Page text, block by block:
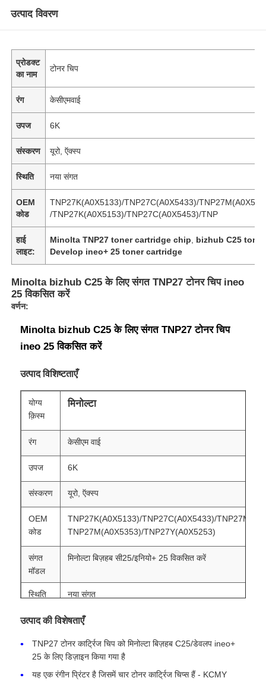
उत्पाद विवरण
प्रोडक्ट
का नाम
टोनर चिप
रंग केसीएमवाई
उपज 6K
संस्करण यूरो, ऍक्स्प
स्थिति नया संगत
OEM
कोड
TNP27K(A0X5133)/TNP27C(A0X5433)/
/TNP27K(A0X5153)/TNP27C(A0X5453)/TNP
हाई
लाइट:
Minolta TNP27 toner cartridge chip
bizhub C25
Develop ineo+ 25 toner cartridge
Minolta bizhub C25 के लिए संगत TNP27 टोनर चिप ineo
25 विकसित करें
वर्णन:
Minolta bizhub C25 के लिए संगत TNP27 टोनर चिप
ineo 25 विकसित करें
उत्पाद विशिष्टताएँ
योग्य
क़िस्म
मिनोल्टा
रंग केसीएम वाई
उपज 6K
संस्करण यूरो, ऍक्स्प
OEM
कोड
TNP27K(A0X5133)/TNP27C(A0X5433)/
TNP27M(A0X5353)/TNP27Y(A0X5253)
संगत
मॉडल
मिनोल्टा बिज़हब सी25/इनियो+ 25 विकसित करें
स्थिति नया संगत
उत्पाद की विशेषताएँ
TNP27 टोनर कार्ट्रिज चिप को मिनोल्टा बिज़हब C25/डेवलप ineo+
25 के लिए डिज़ाइन किया गया है
यह एक रंगीन प्रिंटर है जिसमें चार टोनर कार्ट्रिज चिप्स हैं - KCMY